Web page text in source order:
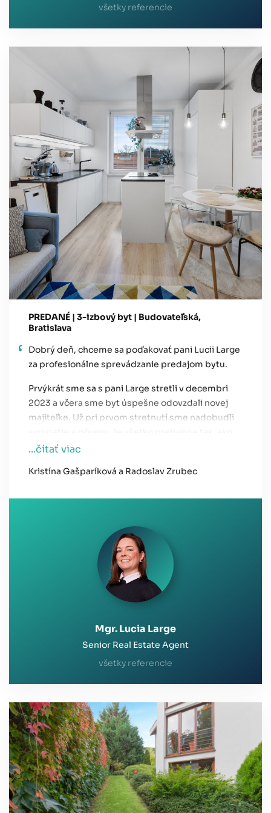
mailom alebo cez telefón. Takže ešte raz ďakujem
pani Large za prístup, príjemné vystupovanie,
najlepšie a iba spokojných klientov. Ako realitnú
všetky referencie
PREDANÉ | 3-izbový byt | Budovateľská,
Bratislava
Dobrý deň, chceme sa poďakovať pani Lucii Large
za profesionálne sprevádzanie predajom bytu.
Prvýkrát sme sa s pani Large stretli v decembri
2023 a včera sme byt úspešne odovzdali novej
majiteľke. Už pri prvom stretnutí sme nadobudli
má a realitná kancelária sa postará o potrebné
Large nás vždy informovala o jednotlivých
priateľskú komunikáciu a ľudský prístup. Pani
Large môžeme všetkým záujemcom a kúpu a
predaj nehnuteľností len ďalej odporúčať. Jej
profesionalita a osobný prístup v nás zanechal
dobrú skúsenosť, čo nebýva samozrejmosťou.
...čítať viac
Kristína Gašparíková a Radoslav Zrubec
Mgr. Lucia Large
Senior Real Estate Agent
všetky referencie